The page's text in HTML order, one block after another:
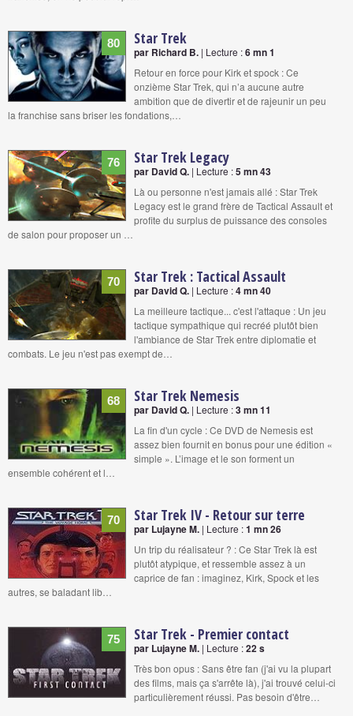
80 Star Trek
par Richard B. | Lecture :6 mn 1
Retour en force pour Kirk et spock : Ce
onzième Star Trek, qui n’a aucune autre
ambition que de divertir et de rajeunir un peu
la franchise sans briser les fondations,…
76 Star Trek Legacy
par David Q. | Lecture :5 mn 43
Là ou personne n'est jamais allé : Star Trek
Legacy est le grand frère de Tactical Assault et
profite du surplus de puissance des consoles
de salon pour proposer un …
70 Star Trek : Tactical Assault
par David Q. | Lecture :4 mn 40
La meilleure tactique... c'est l'attaque : Un jeu
tactique sympathique qui recréé plutôt bien
l'ambiance de Star Trek entre diplomatie et
combats. Le jeu n'est pas exempt de…
68 Star Trek Nemesis
par David Q. | Lecture :3 mn 11
La fin d'un cycle : Ce DVD de Nemesis est
assez bien fournit en bonus pour une édition «
simple ». L’image et le son forment un
ensemble cohérent et l…
70 Star Trek IV - Retour sur terre
par Lujayne M. | Lecture :1 mn 26
Un trip du réalisateur ? : Ce Star Trek là est
plutôt atypique, et ressemble assez à un
caprice de fan : imaginez, Kirk, Spock et les
autres, se baladant lib…
75 Star Trek - Premier contact
par Lujayne M. | Lecture :22 s
Très bon opus : Sans être fan (j'ai vu la plupart
des films, mais ça s'arrête là), j'ai trouvé celui-ci
particulièrement réussi. Pas besoin d'être…